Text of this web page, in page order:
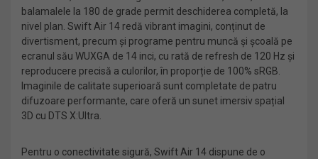
balamalele la 180 de grade permit deschiderea completă, la
nivel plan. Swift Air 14 redă vibrant imagini, conținut de
divertisment, precum și programe pentru muncă și școală pe
ecranul său WUXGA de 14 inci, cu rată de refresh de 120 Hz și
reproducere precisă a culorilor, în proporție de 100% sRGB.
Imaginile de calitate superioară sunt completate de patru
difuzoare performante, care oferă un sunet imersiv spațial
3D cu DTS X:Ultra.
Pentru o conectivitate sigură, Swift Air 14 dispune de o